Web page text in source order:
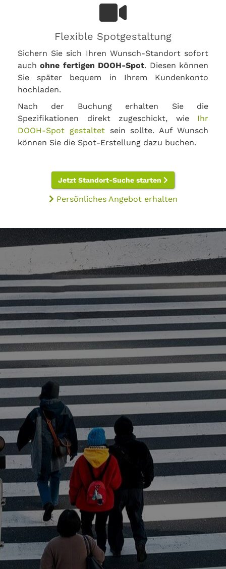
Flexible Spotgestaltung
Sichern Sie sich Ihren Wunsch-Standort sofort
auchohne fertigen DOOH-Spot. Diesen können
Sie später bequem in Ihrem Kundenkonto
hochladen.
Nach der Buchung erhalten Sie die
Spezifikationen direkt zugeschickt, wie Ihr
DOOH-Spot gestaltetsein sollte. Auf Wunsch
können Sie die Spot-Erstellung dazu buchen.
Jetzt Standort-Suche starten
Persönliches Angebot erhalten